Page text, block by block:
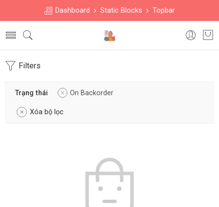
Dashboard Static Blocks Topbar
Filters
Trạng thái On Backorder
Xóa bộ lọc